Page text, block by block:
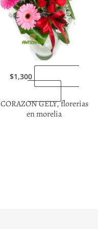
$1,300
CORAZON GELY, florerias
en morelia